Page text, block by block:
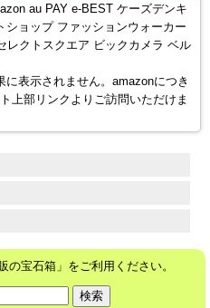
au PAY e-BEST ケーズデンキ
ョップ ファッションウォーカー
レクトスクエア ビックカメラ ベル
表示されません。amazonにつき
上部リンクよりご訪問いただけま
宝石箱」をご利用ください。